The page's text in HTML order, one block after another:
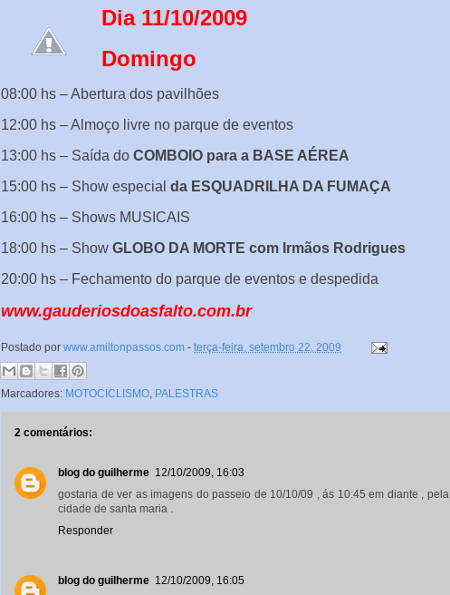
Dia 11/10/2009
Domingo
08:00 hs – Abertura dos pavilhões
12:00 hs – Almoço livre no parque de eventos
13:00 hs – Saída do COMBOIO para a BASE AÉREA
15:00 hs – Show especial da ESQUADRILHA DA FUMAÇA
16:00 hs – Shows MUSICAIS
18:00 hs – Show GLOBO DA MORTE com Irmãos Rodrigues
20:00 hs – Fechamento do parque de eventos e despedida
www.gauderiosdoasfalto.com.br
Postado por www.amiltonpassos.com - terça-feira, setembro 22, 2009
Marcadores: MOTOCICLISMO, PALESTRAS
2 comentários:
blog do guilherme 12/10/2009, 16:03
gostaria de ver as imagens do passeio de 10/10/09 , ás 10:45 em diante , pela
cidade de santa maria .
Responder
blog do guilherme 12/10/2009, 16:05